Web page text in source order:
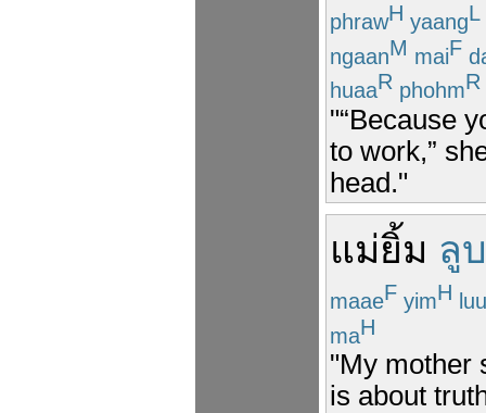
phrawH yaangL
ngaanM maiF
huaaR phohmR
"“Because
to work,”
head."
แม่ยิ้ม ลูบ
maaeF yimH
maH
"My mother
is about